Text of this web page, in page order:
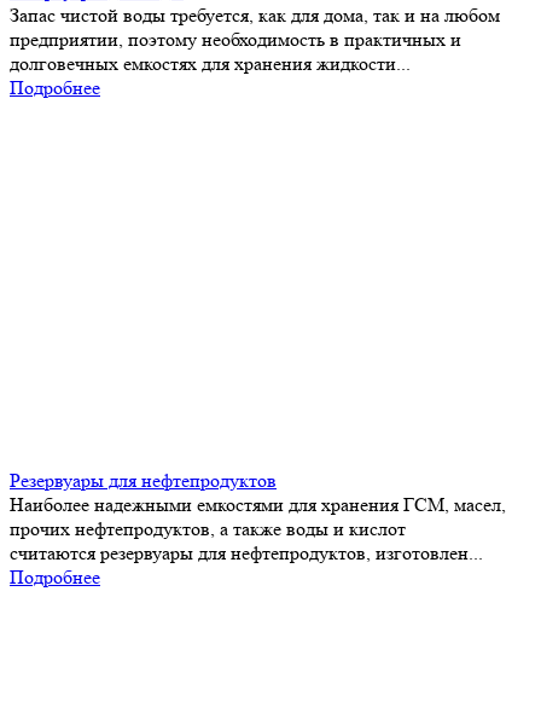
Запас чистой воды требуется, как для дома, так и на любом
предприятии, поэтому необходимость в практичных и
долговечных емкостях для хранения жидкости...
Подробнее
Резервуары для нефтепродуктов
Наиболее надежными емкостями для хранения ГСМ, масел,
прочих нефтепродуктов, а также воды и кислот
считаются резервуары для нефтепродуктов, изготовлен...
Подробнее